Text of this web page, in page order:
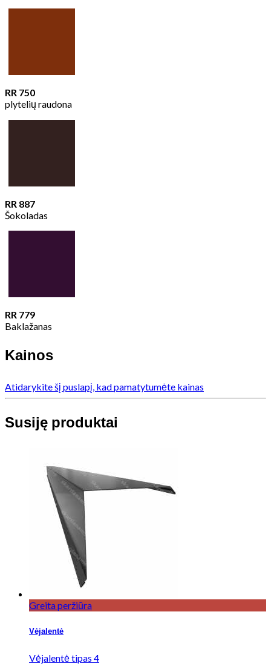
RR 750
plytelių raudona
RR 887
Šokoladas
RR 779
Baklažanas
Kainos
Atidarykite šį puslapį, kad pamatytumėte kainas
Susiję produktai
Greita peržiūra
Vėjalentė
Vėjalentė tipas 4